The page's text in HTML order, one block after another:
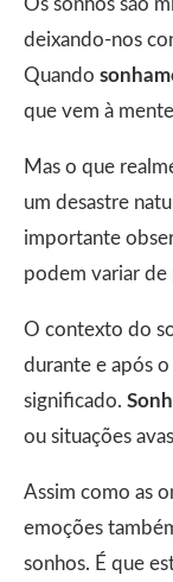
deixando-nos
Quando
que vem à
Mas o que
um desastre
importante
podem variar de
O contexto do
durante e após
significado.
ou situações
Assim como as
emoções
sonhos. É que